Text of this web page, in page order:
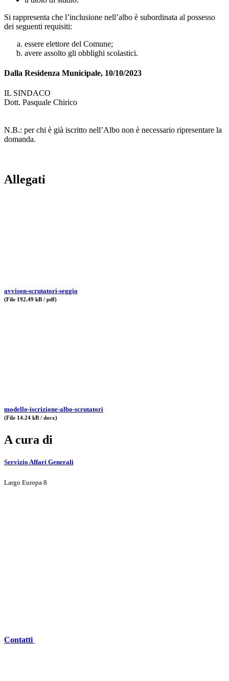
Si rappresenta che l’inclusione nell’albo è subordinata al possesso
dei seguenti requisiti:
essere elettore del Comune;
avere assolto gli obblighi scolastici.
Dalla Residenza Municipale, 10/10/2023
IL SINDACO
Dott. Pasquale Chirico
N.B.: per chi è già iscritto nell’Albo non è necessario ripresentare la
domanda.
Allegati
avvison-scrutatori-seggio
(File 192.49 kB / pdf)
modello-iscrizione-albo-scrutatori
(File 14.24 kB / docx)
A cura di
Servizio Affari Generali
Largo Europa 8
Contatti